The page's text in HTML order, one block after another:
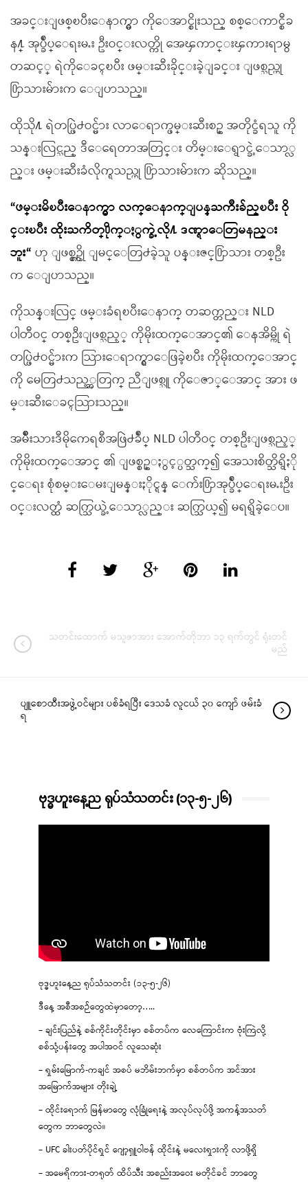
အခင္းျဖစ္ၿပီးေနာက္မွာ ကိုေအာင္စိုးသည္ စစ္ေကာင္စီခ
န႔္ အုပ္ခ်ဳပ္ေရးမႉး ဦးဝင္းလတ္ကို အေၾကာင္းၾကားရာမွ
တဆင့္ ရဲကိုေခၚၿပီး ဖမ္းဆီးခိုင္းခဲ့ျခင္း ျဖစ္သည္ဟု
႐ြာသားမ်ားက ေျပာသည္။
ထိုသို႔ ရဲတပ္ဖြဲ႕ဝင္မ်ား လာေရာက္ဖမ္းဆီးစဥ္ အတိုင္ခံရသူ ကို
သန္းလြင္သည္ ဒီေရေတာအတြင္း တိမ္းေရွာင္ခဲ့ေသာ္လ
ည္း ဖမ္းဆီးခံလိုက္ရသည္ဟု ႐ြာသားမ်ားက ဆိုသည္။
“ဖမ္းမိၿပီးေနာက္မွာ လက္ေနာက္ျပန္ႀကိဳးခ်ည္ၿပီး ဝို
င္းၿပီး ထိုးႀကိတ္႐ိုက္ႏွက္ခဲ့လို႔ ဒဏ္ရာေတြမနည္း
ဘူး“ ဟု ျဖစ္စဥ္ကို ျမင္ေတြ႕ခဲ့သူ ပန္းဇင္႐ြာသား တစ္ဦး
က ေျပာသည္။
ကိုသန္းလြင္ ဖမ္းခံရၿပီးေနာက္ တဆက္တည္း NLD
ပါတီဝင္ တစ္ဦးျဖစ္သည့္ ကိုမိုးထက္ေအာင္၏ ေနအိမ္ကို ရဲ
တပ္ဖြဲ႕ဝင္မ်ားက သြားေရာက္ရွာေဖြခဲ့ၿပီး ကိုမိုးထက္ေအာင္
ကို မေတြ႕သည့္အတြက္ ညီျဖစ္သူ ကိုေဇာ္ေအာင္ အား ဖ
မ္းဆီးေခၚသြားသည္။
အမ်ိဳးသားဒီမိုကေရစီအဖြဲ႕ခ်ဳပ္ NLD ပါတီဝင္ တစ္ဦးျဖစ္သည့္
ကိုမိုးထက္ေအာင္ ၏ ျဖစ္စဥ္ႏွင့္ပတ္သက္၍ အေသးစိတ္သိရွိႏို
င္ေရး စုံစမ္းေမးျမန္းႏိုင္ရန္ ေက်း႐ြာအုပ္ခ်ဳပ္ေရးမႉးဦး
ဝင္းလတ္ထံ ဆက္သြယ္ခဲ့ေသာ္လည္း ဆက္သြယ္၍ မရရွိခဲ့ေပ။
သတင်းထောက် မသူဇာအား အောက်တိုဘာ ၁၃ ရက်တွင် ရုံးတင်
မည်
ပျူစောထီးအဖွဲ့ဝင်များ ပစ်ခံရပြီး ဒေသခံ လူငယ် ၃၀ ကျော် ဖမ်းခံ
ရ
ဗုဒ္ဓဟူးနေ့ည ရုပ်သံသတင်း (၁၃-၅-၂၆)
ဗုဒ္ဓဟူးနေ့ည ရုပ်သံသတင်း (၁၃-၅-၂၆)
ဒီနေ့ အစီအစဉ်တွေထဲမှာတော့…..
– ချင်းပြည်နဲ့ စစ်ကိုင်းတိုင်းမှာ စစ်တပ်က လေကြောင်းက ဗုံးကြဲလို့
စစ်သုံ့ပန်းတွေ အပါအဝင် လူသေဆုံး
– ရှမ်းမြောက်-ကချင် အစပ် မဘိမ်းဘက်မှာ စစ်တပ်က အင်အား
အမြောက်အများ တိုးချဲ့
– ထိုင်းရောက် မြန်မာတွေ လုံခြုံရေးနဲ့ အလုပ်လုပ်ဖို့ အကန့်အသတ်
တွေက ဘာတွေလဲ။
– UFC ခါးပတ်ပိုင်ရှင် ဂျော့ရှူဝါဗန် ထိုင်းနဲ့ မလေးရှားကို လာဖို့ရှိ
– အမေရိကား-တရုတ် ထိပ်သီး အစည်းအဝေး မတိုင်ခင် ဘာတွေ